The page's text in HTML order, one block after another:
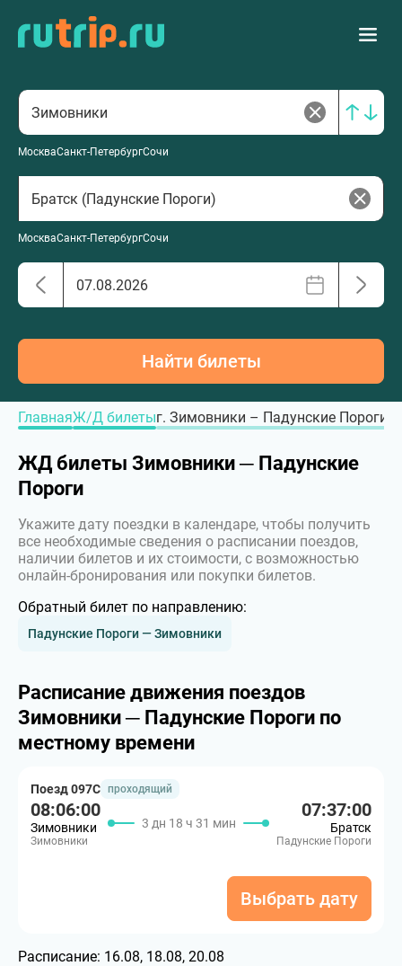
МоскваСанкт-ПетербургСочи
МоскваСанкт-ПетербургСочи
Найти билеты
ГлавнаяЖ/Д билетыг. Зимовники – Падунские Пороги,
ЖД билеты Зимовники ─ Падунские
Пороги
Укажите дату поездки в календаре, чтобы получить
все необходимые сведения о расписании поездов,
наличии билетов и их стоимости, с возможностью
онлайн-бронирования или покупки билетов.
Обратный билет по направлению:
Падунские Пороги — Зимовники
Расписание движения поездов
Зимовники ─ Падунские Пороги по
местному времени
Поезд 097С проходящий
08:06:00
Зимовники
Зимовники
3 дн 18 ч 31 мин
07:37:00
Братск
Падунские Пороги
Выбрать дату
Расписание: 16.08, 18.08, 20.08